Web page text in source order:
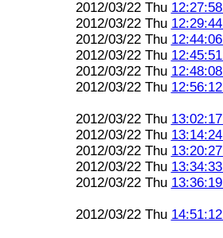
2012/03/22 Thu 12:27:58
2012/03/22 Thu 12:29:44
2012/03/22 Thu 12:44:06
2012/03/22 Thu 12:45:51
2012/03/22 Thu 12:48:08
2012/03/22 Thu 12:56:12
2012/03/22 Thu 13:02:17
2012/03/22 Thu 13:14:24
2012/03/22 Thu 13:20:27
2012/03/22 Thu 13:34:33
2012/03/22 Thu 13:36:19
2012/03/22 Thu 14:51:12